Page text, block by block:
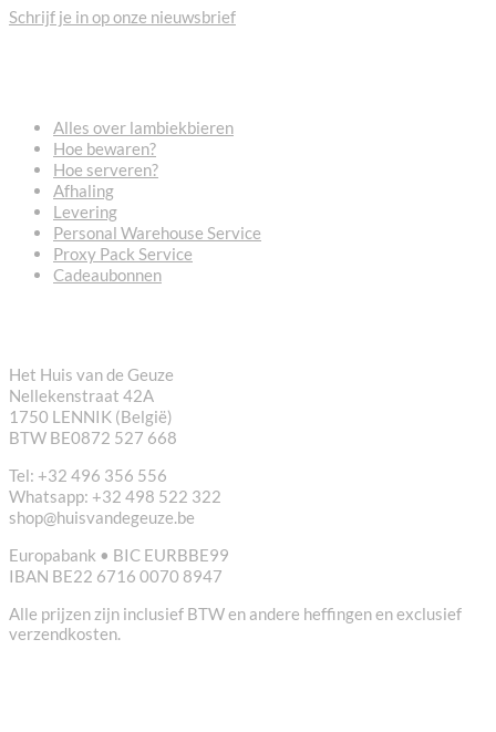
Schrijf je in op onze nieuwsbrief
Alles over lambiekbieren
Hoe bewaren?
Hoe serveren?
Afhaling
Levering
Personal Warehouse Service
Proxy Pack Service
Cadeaubonnen
Het Huis van de Geuze
Nellekenstraat 42A
1750 LENNIK (België)
BTW BE0872 527 668
Tel: +32 496 356 556
Whatsapp: +32 498 522 322
shop@huisvandegeuze.be
Europabank • BIC EURBBE99
IBAN BE22 6716 0070 8947
Alle prijzen zijn inclusief BTW en andere heffingen en exclusief
verzendkosten.